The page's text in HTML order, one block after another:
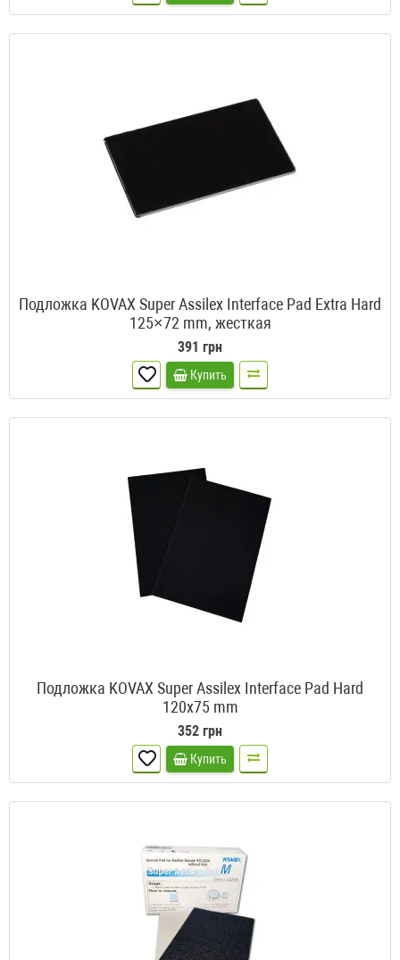
Подложка KOVAX Super Assilex Interface Pad Extra Hard
125×72 mm, жесткая
391 грн
Купить
Подложка KOVAX Super Assilex Interface Pad Hard
120x75 mm
352 грн
Купить